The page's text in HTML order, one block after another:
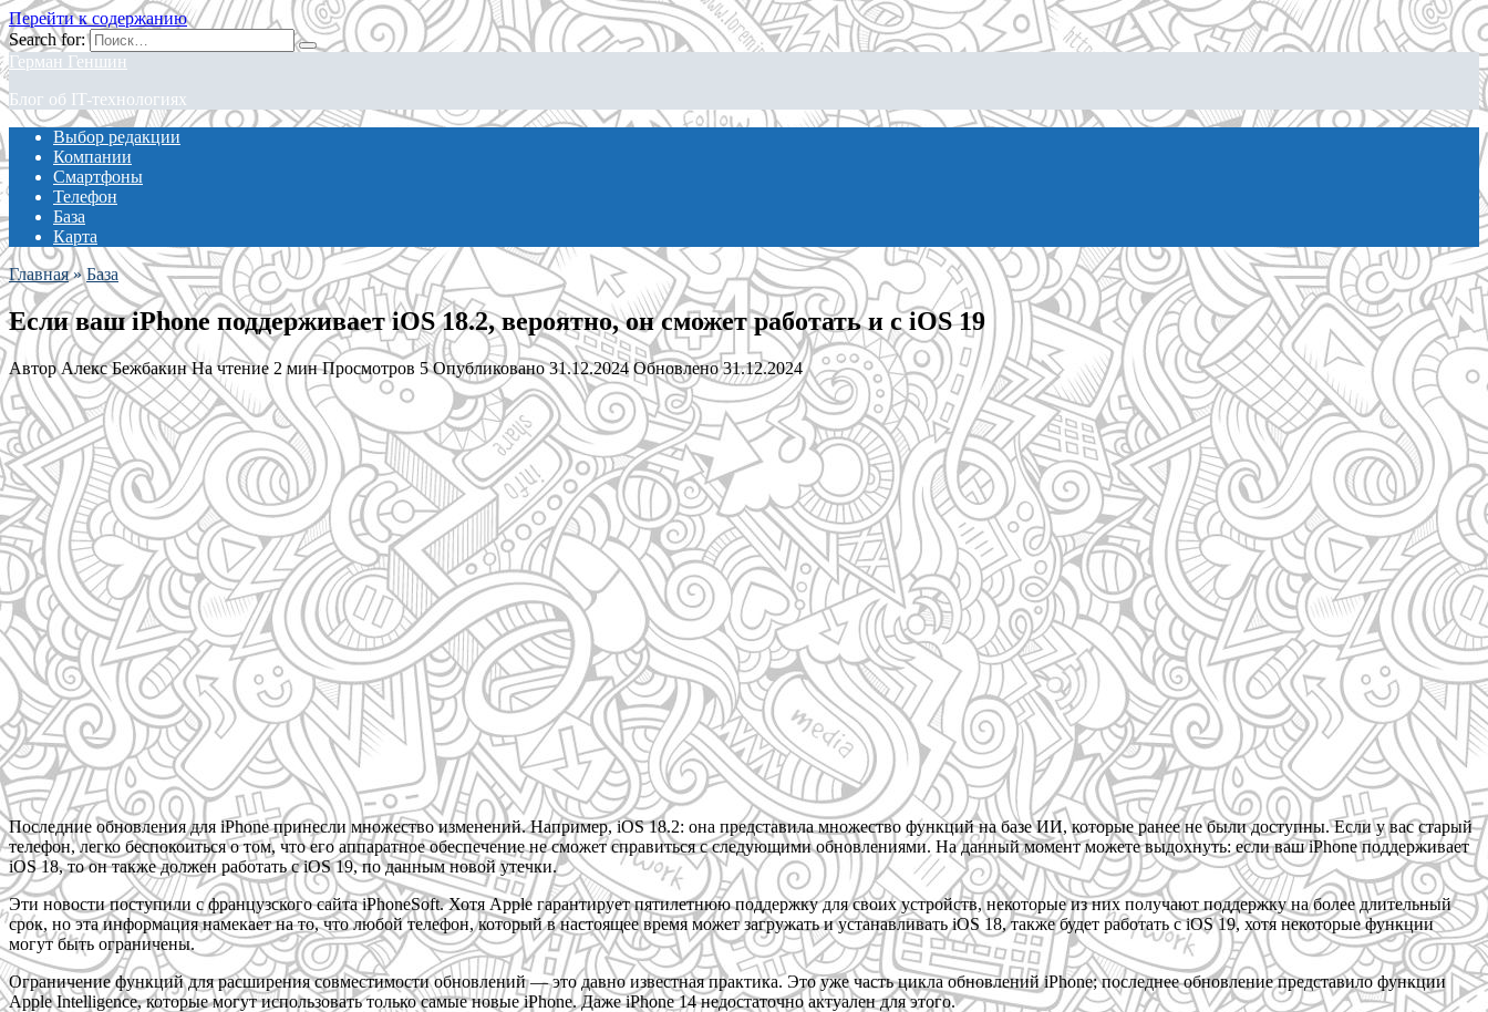
Перейти к содержанию
Search for:
Герман Геншин
Блог об IT-технологиях
Выбор редакции
Компании
Смартфоны
Телефон
База
Карта
Главная » База
Если ваш iPhone поддерживает iOS 18.2, вероятно, он сможет работать и с iOS 19
АвторАлекс Бежбакин На чтение 2 мин Просмотров 5 Опубликовано 31.12.2024 Обновлено 31.12.2024
Последние обновления для iPhone принесли множество изменений. Например, iOS 18.2: она представила множество функций на базе ИИ, которые ранее не были доступны. Если у вас старый
телефон, легко беспокоиться о том, что его аппаратное обеспечение не сможет справиться с следующими обновлениями. На данный момент можете выдохнуть: если ваш iPhone поддерживает
iOS 18, то он также должен работать с iOS 19, по данным новой утечки.
Эти новости поступили с французского сайта iPhoneSoft. Хотя Apple гарантирует пятилетнюю поддержку для своих устройств, некоторые из них получают поддержку на более длительный
срок, но эта информация намекает на то, что любой телефон, который в настоящее время может загружать и устанавливать iOS 18, также будет работать с iOS 19, хотя некоторые функции
могут быть ограничены.
Ограничение функций для расширения совместимости обновлений — это давно известная практика. Это уже часть цикла обновлений iPhone; последнее обновление представило функции
Apple Intelligence, которые могут использовать только самые новые iPhone. Даже iPhone 14 недостаточно актуален для этого.